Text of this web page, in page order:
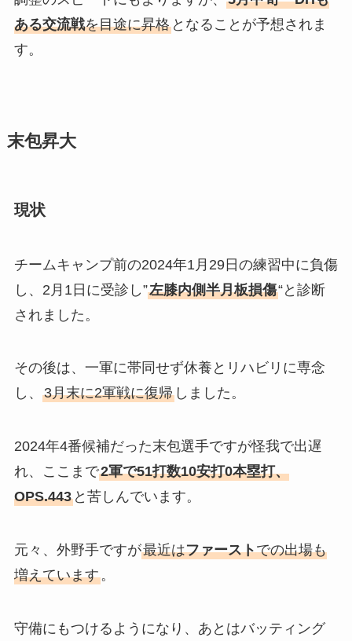
ある交流戦を目途に昇格となることが予想されま
す。
末包昇大
現状
チームキャンプ前の2024年1月29日の練習中に負傷
し、2月1日に受診し”左膝内側半月板損傷“と診断
されました。
その後は、一軍に帯同せず休養とリハビリに専念
し、 3月末に2軍戦に復帰しました。
2024年4番候補だった末包選手ですが怪我で出遅
れ、ここまで2軍で51打数10安打0本塁打、
OPS.443と苦しんでいます。
元々、外野手ですが最近はファーストでの出場も
増えています。
守備にもつけるようになり、あとはバッティング